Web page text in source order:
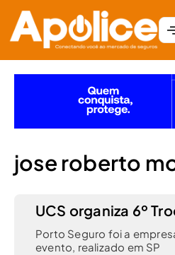
jose roberto
UCS organiza 6º
Porto Seguro foi a
evento, realizado em SP